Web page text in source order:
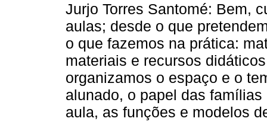
Jurjo Torres Santomé: Bem,
aulas; desde o que
o que fazemos na prática:
materiais e recursos
organizamos o espaço e o
alunado, o papel das
aula, as funções e modelos